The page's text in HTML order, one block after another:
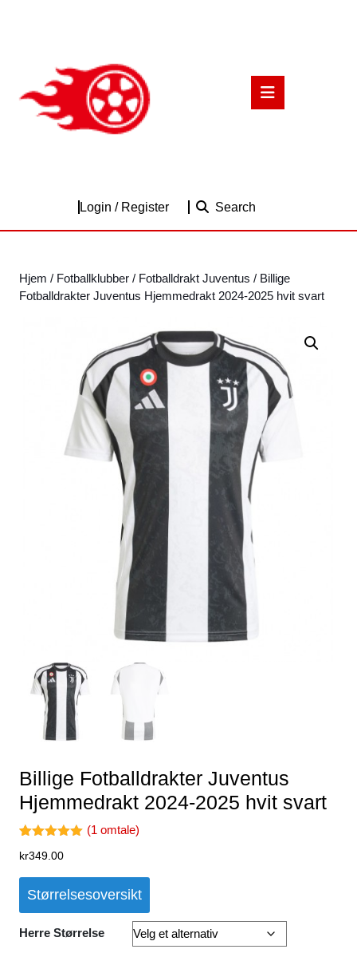
Login / RegisterLogin
Search
Hjem / Fotballklubber / Fotballdrakt Juventus / Billige
Fotballdrakter Juventus Hjemmedrakt 2024-2025 hvit svart
Billige Fotballdrakter Juventus
Hjemmedrakt 2024-2025 hvit svart
5.00av 5
ing
(1 omtale)
kr349.00
Størrelsesoversikt
Herre Størrelse